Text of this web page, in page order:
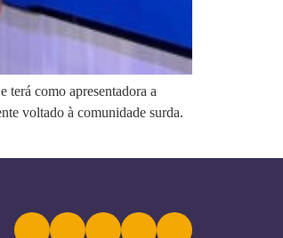
como apresentadora a
voltado à comunidade surda.